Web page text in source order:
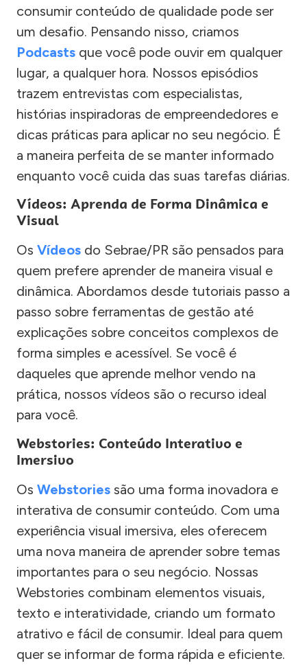
consumir conteúdo de qualidade pode ser
um desafio. Pensando nisso, criamos
Podcasts que você pode ouvir em qualquer
lugar, a qualquer hora. Nossos episódios
trazem entrevistas com especialistas,
histórias inspiradoras de empreendedores e
dicas práticas para aplicar no seu negócio. É
a maneira perfeita de se manter informado
enquanto você cuida das suas tarefas diárias.
Vídeos: Aprenda de Forma Dinâmica e
Visual
Os Vídeos do Sebrae/PR são pensados para
quem prefere aprender de maneira visual e
dinâmica. Abordamos desde tutoriais passo a
passo sobre ferramentas de gestão até
explicações sobre conceitos complexos de
forma simples e acessível. Se você é
daqueles que aprende melhor vendo na
prática, nossos vídeos são o recurso ideal
para você.
Webstories: Conteúdo Interativo e
Imersivo
Os Webstories são uma forma inovadora e
interativa de consumir conteúdo. Com uma
experiência visual imersiva, eles oferecem
uma nova maneira de aprender sobre temas
importantes para o seu negócio. Nossas
Webstories combinam elementos visuais,
texto e interatividade, criando um formato
atrativo e fácil de consumir. Ideal para quem
quer se informar de forma rápida e eficiente.